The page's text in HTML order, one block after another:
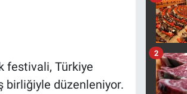
festivali, Türkiye
birliğiyle düzenleniyor.
2